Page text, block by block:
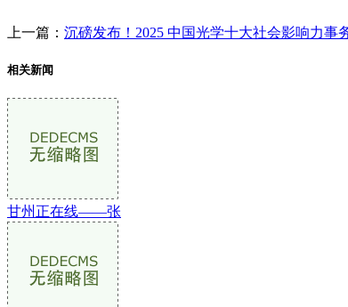
上一篇： 沉磅发布！2025 中国光学十大社会影响力事
相关新闻
甘州正在线——张